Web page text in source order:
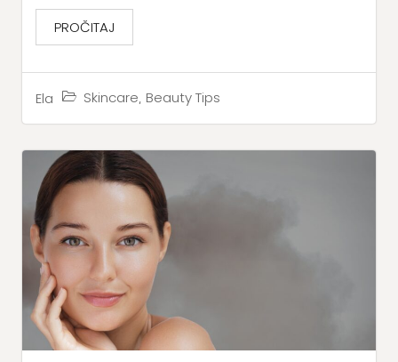
Ela Skincare, Beauty Tips
PROČITAJ